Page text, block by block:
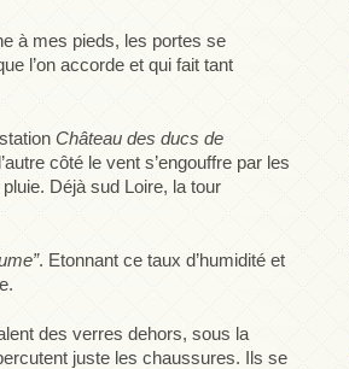
à mes pieds, les portes se
l’on accorde et qui fait tant
Château des ducs de
côté le vent s’engouffre par les
Déjà sud Loire, la tour
. Etonnant ce taux d’humidité et
des verres dehors, sous la
juste les chaussures. Ils se